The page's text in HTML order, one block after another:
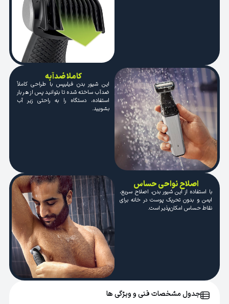
کاملا ضدآبه
این شیور بدن فیلیپس با طراحی کاملاً
ضدآب ساخته شده تا بتوانید پس از هر بار
استفاده، دستگاه را به راحتی زیر آب
بشویید.
اصلاح نواحی حساس
با استفاده از این شیور بدن، اصلاح سریع،
ایمن و بدون تحریک پوست در خانه برای
نقاط حساس امکان‌پذیر است.
جدول مشخصات فنی و ویژگی ها